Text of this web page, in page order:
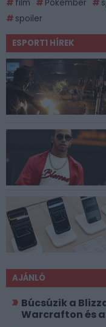
film Pókember
spoiler
ESPORT1 HÍREK
AJÁNLÓ
Búcsúzik a
Warcrafton és